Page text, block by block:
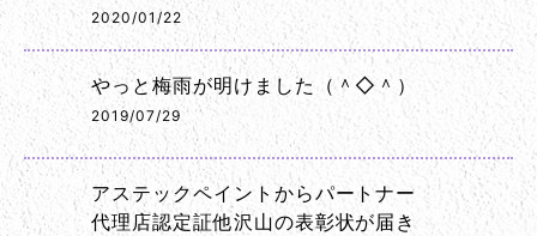
2020/01/22
やっと梅雨が明けました（＾◇＾）
2019/07/29
アステックペイントからパートナー
代理店認定証他沢山の表彰状が届き